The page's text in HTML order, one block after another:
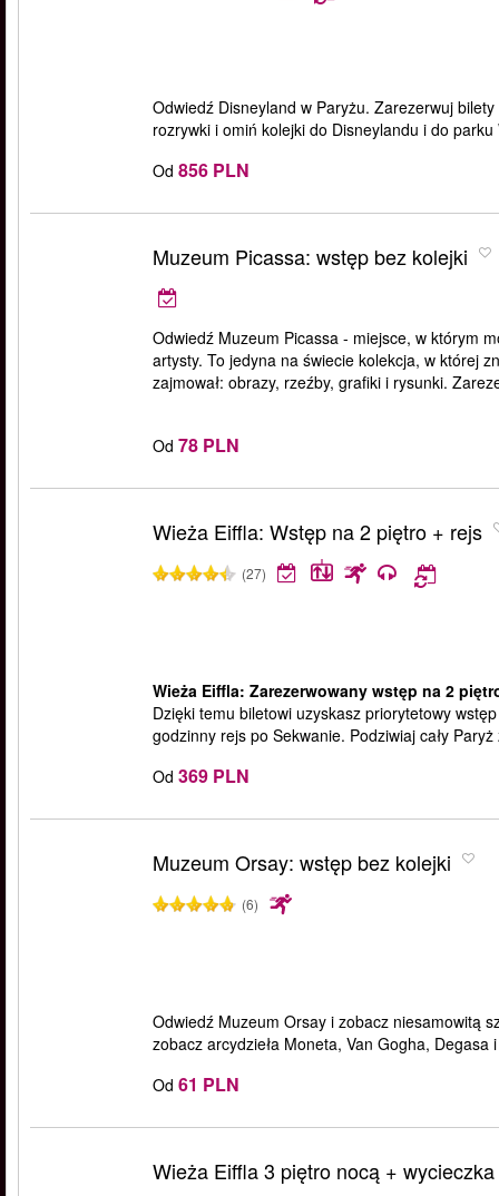
Odwiedź Disneyland w Paryżu. Zarezerwuj
rozrywki i omiń kolejki do Disneylandu i do
Od 856 PLN
Muzeum Picassa: wstęp bez kolejki
Odwiedź Muzeum Picassa - miejsce, w którym
artysty. To jedyna na świecie kolekcja, w której
zajmował: obrazy, rzeźby, grafiki i rysunki.
Od 78 PLN
Wieża Eiffla: Wstęp na 2 piętro + rejs
(27)
Wieża Eiffla: Zarezerwowany wstęp na 2
Dzięki temu biletowi uzyskasz priorytetowy
godzinny rejs po Sekwanie. Podziwiaj cały
Od 369 PLN
Muzeum Orsay: wstęp bez kolejki
(6)
Odwiedź Muzeum Orsay i zobacz niesamowitą
zobacz arcydzieła Moneta, Van Gogha, Degasa
Od 61 PLN
Wieża Eiffla 3 piętro nocą +